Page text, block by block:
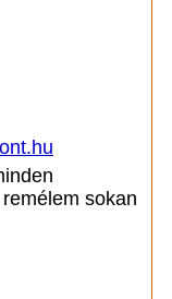
sokan